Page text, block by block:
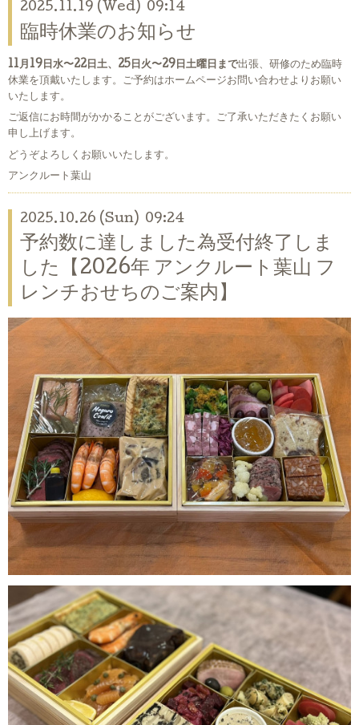
2025.11.19 (Wed) 09:14
臨時休業のお知らせ
11月19日水〜22日土、25日火〜29日土曜日まで出張、研修のため臨時
休業を頂戴いたします。ご予約はホームページお問い合わせよりお願い
いたします。
ご返信にお時間がかかることがございます。ご了承いただきたくお願い
申し上げます。
どうぞよろしくお願いいたします。
アンクルート葉山
2025.10.26 (Sun) 09:24
予約数に達しました為受付終了しま
した【2026年 アンクルート葉山 フ
レンチおせちのご案内】